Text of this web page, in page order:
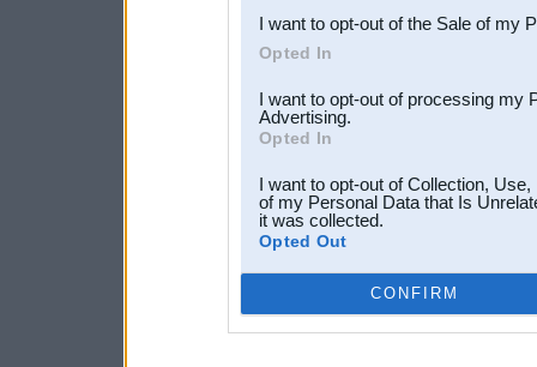
I want to opt-out of the Sale of my
Opted In
I want to opt-out of processing my
Advertising.
Opted In
I want to opt-out of Collection,
of my Personal Data that Is
it was collected.
Opted Out
CONFIRM